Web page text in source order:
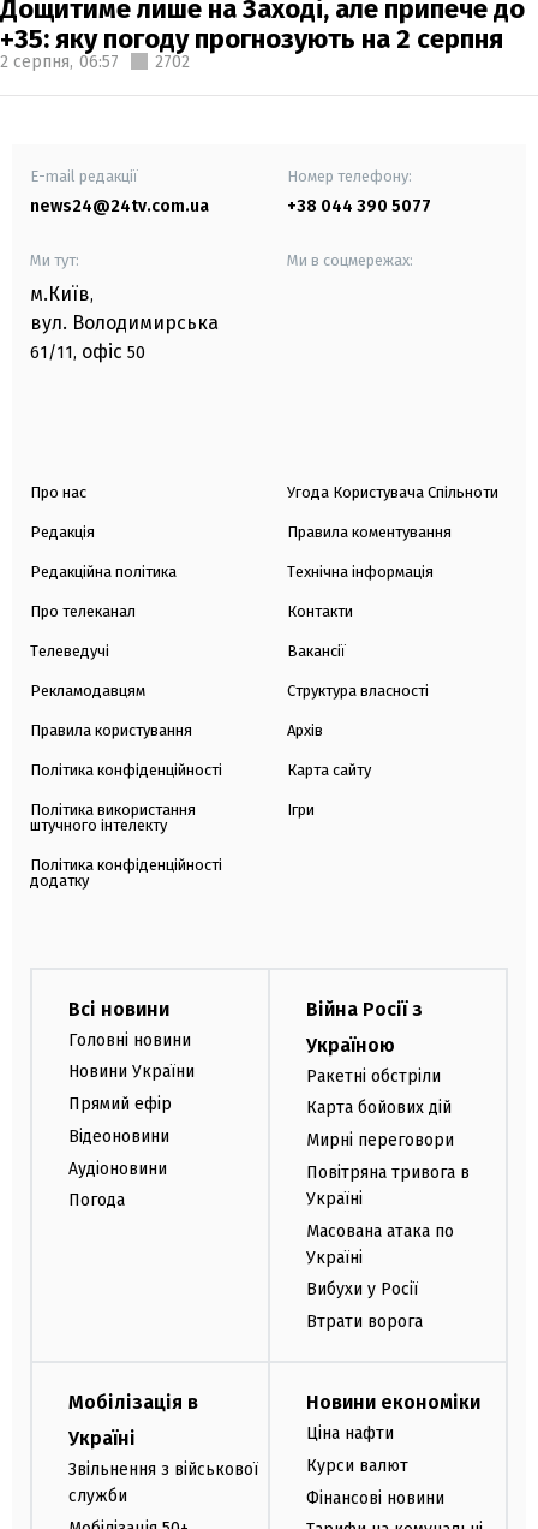
Дощитиме лише на Заході, але припече до
+35: яку погоду прогнозують на 2 серпня
2 серпня, 06:57 2702
E-mail редакції
news24@24tv.com.ua
Номер телефону:
+38 044 390 5077
Ми тут:
м.Київ,
вул. Володимирська
61/11, офіс 50
Ми в соцмережах:
Про нас
Редакція
Редакційна політика
Про телеканал
Телеведучі
Рекламодавцям
Правила користування
Політика конфіденційності
Політика використання
штучного інтелекту
Політика конфіденційності
додатку
Угода Користувача Спільноти
Правила коментування
Технічна інформація
Контакти
Вакансії
Структура власності
Архів
Карта сайту
Ігри
Всі новини
Головні новини
Новини України
Прямий ефір
Відеоновини
Аудіоновини
Погода
Війна Росії з
Україною
Ракетні обстріли
Карта бойових дій
Мирні переговори
Повітряна тривога в
Україні
Масована атака по
Україні
Вибухи у Росії
Втрати ворога
Мобілізація в
Україні
Звільнення з військової
служби
Новини економіки
Ціна нафти
Курси валют
Фінансові новини